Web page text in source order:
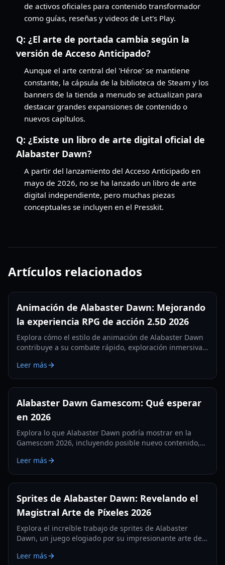
de activos oficiales para contenido transformador
como guías, reseñas y videos de Let's Play.
Q: ¿El arte de portada cambia según la
versión de Acceso Anticipado?
Aunque el arte central del 'Héroe' se mantiene
constante, la cápsula de la biblioteca de Steam y los
banners de la tienda a menudo se actualizan para
destacar grandes expansiones de contenido o
nuevos capítulos.
Q: ¿Existe un libro de arte digital oficial de
Alabaster Dawn?
A partir del lanzamiento del Acceso Anticipado en
mayo de 2026, no se ha lanzado un libro de arte
digital independiente, pero muchas piezas
conceptuales se incluyen en el Presskit.
Artículos relacionados
Animación de Alabaster Dawn: Mejorando
la experiencia RPG de acción 2.5D 2026
Explora cómo el estilo de animación de Alabaster Dawn
contribuye a su combate rápido, exploración inmersiva y
2.5D.
Leer más
Alabaster Dawn Gamescom: Qué esperar
en 2026
Explora lo que Alabaster Dawn podría mostrar en la
Gamescom 2026, incluyendo posible nuevo contenido,
desarrolladores.
Leer más
Sprites de Alabaster Dawn: Revelando el
Magistral Arte de Píxeles 2026
Explora el increíble trabajo de sprites de Alabaster
Dawn, un juego elogiado por su impresionante arte de
Leer más